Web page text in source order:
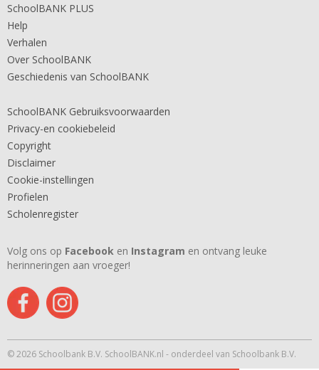
SchoolBANK PLUS
Help
Verhalen
Over SchoolBANK
Geschiedenis van SchoolBANK
SchoolBANK Gebruiksvoorwaarden
Privacy-en cookiebeleid
Copyright
Disclaimer
Cookie-instellingen
Profielen
Scholenregister
Volg ons op Facebook en Instagram en ontvang leuke
herinneringen aan vroeger!
© 2026 Schoolbank B.V. SchoolBANK.nl - onderdeel van Schoolbank B.V.